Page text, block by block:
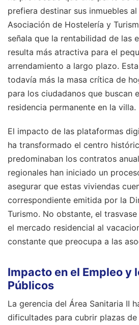
prefiera destinar sus inmuebles
Asociación de Hostelería y
señala que la rentabilidad de las
resulta más atractiva para el
arrendamiento a largo plazo.
todavía más la masa crítica de
para los ciudadanos que buscan
residencia permanente en la villa.
El impacto de las plataformas
ha transformado el centro
predominaban los contratos
regionales han iniciado un
asegurar que estas viviendas
correspondiente emitida por la
Turismo. No obstante, el
el mercado residencial al
constante que preocupa a las
Impacto en el Empleo y
Públicos
La gerencia del Área Sanitaria II
dificultades para cubrir plazas de